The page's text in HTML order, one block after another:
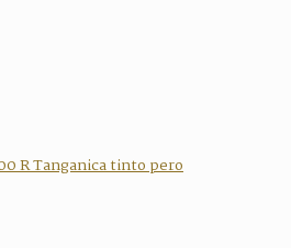
R Tanganica tinto pero